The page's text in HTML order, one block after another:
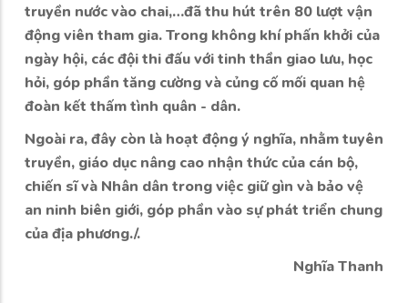
truyền nước vào chai,…đã thu hút trên 80 lượt vận
động viên tham gia. Trong không khí phấn khởi của
ngày hội, các đội thi đấu với tinh thần giao lưu, học
hỏi, góp phần tăng cường và củng cố mối quan hệ
đoàn kết thấm tình quân - dân.
Ngoài ra, đây còn là hoạt động ý nghĩa, nhằm tuyên
truyền, giáo dục nâng cao nhận thức của cán bộ,
chiến sĩ và Nhân dân trong việc giữ gìn và bảo vệ
an ninh biên giới, góp phần vào sự phát triển chung
của địa phương./.
Nghĩa Thanh